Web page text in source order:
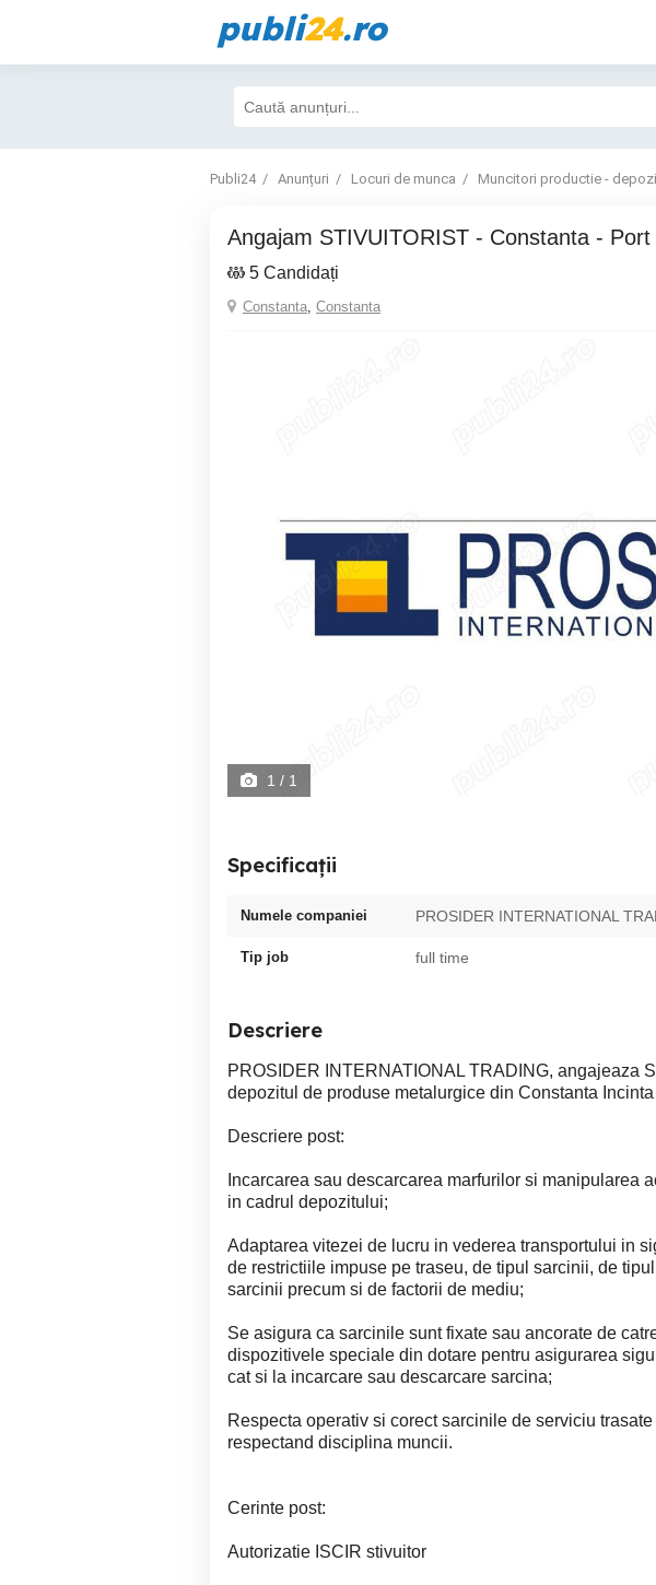
publi24.ro
Publi24 Anunțuri Locuri de munca Muncitori productie -
Angajam STIVUITORIST - Constanta - Port
5 Candidați
Constanta, Constanta
1 / 1
Specificații
Numele companiei PROSIDER INTERNATIONAL
Tip job full time
Descriere
PROSIDER INTERNATIONAL TRADING, angajeaza
depozitul de produse metalurgice din Constanta
Descriere post:
Incarcarea sau descarcarea marfurilor si manipularea
in cadrul depozitului;
Adaptarea vitezei de lucru in vederea transportului in
de restrictiile impuse pe traseu, de tipul sarcinii, de
sarcinii precum si de factorii de mediu;
Se asigura ca sarcinile sunt fixate sau ancorate de
dispozitivele speciale din dotare pentru asigurarea
cat si la incarcare sau descarcare sarcina;
Respecta operativ si corect sarcinile de serviciu
respectand disciplina muncii.
Cerinte post:
Autorizatie ISCIR stivuitor